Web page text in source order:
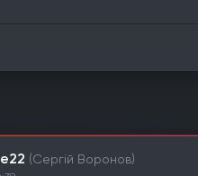
(Сергій Воронов)